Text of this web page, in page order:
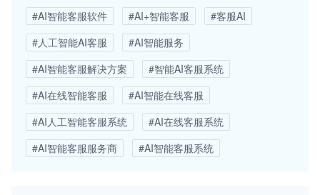
#AI智能客服软件
#AI+智能客服
#客服AI
#人工智能AI客服
#AI智能服务
#AI智能客服解决方案
#智能AI客服系统
#AI在线智能客服
#AI智能在线客服
#AI人工智能客服系统
#AI在线客服系统
#AI智能客服服务商
#AI智能客服系统